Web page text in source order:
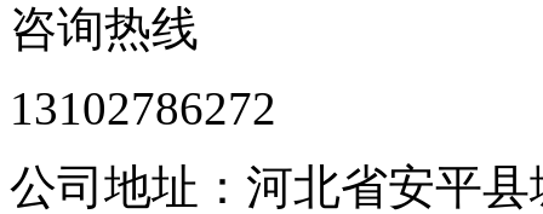
咨询热线
13102786272
公司地址：河北省安平